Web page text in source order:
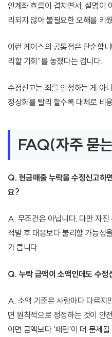
인계좌 흐름이 겹치면서, 설명이
리되지 않아 불필요한 오해를 키
이런 케이스의 공통점은 단순합
리할 기회”를 놓쳤다는 겁니다.
수정신고는 죄를 인정하는 게 아
정상화를 빨리 할수록 대체로 비
FAQ(자주 묻
Q. 현금매출 누락을 수정신고하
요?
A. 무조건은 아닙니다. 다만 자
적발 후 대응보다 불리할 가능성
가 큽니다.
Q. 누락 금액이 소액인데도 수정
A. 소액 기준은 사람마다 다르지
면 원칙적으로 정정하는 것이 안
이면 금액보다 ‘패턴’이 더 문제